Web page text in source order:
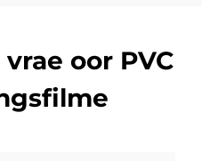
oor PVC